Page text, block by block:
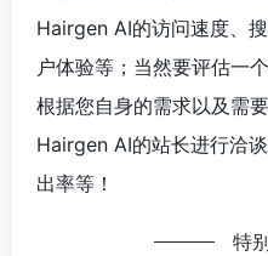
Hairgen AI的访问速度、
户体验等；当然要评估一
根据您自身的需求以及需
Hairgen AI的站长进行洽
出率等！
特